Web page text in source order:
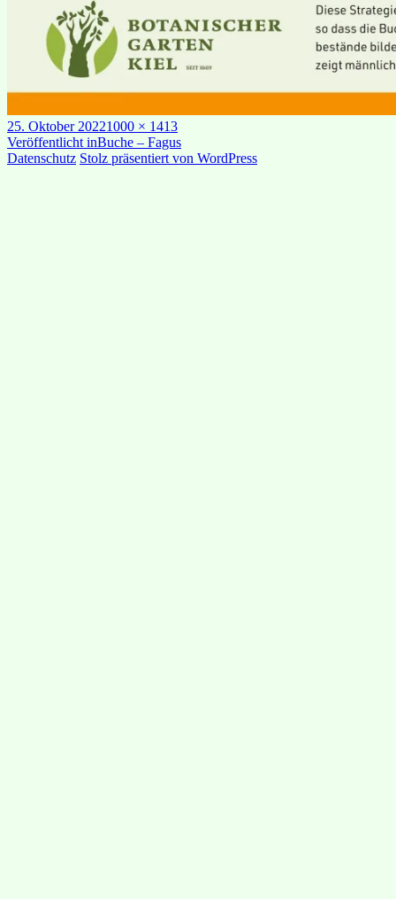
Veröffentlicht
am
25. Oktober 2022Originalgröße
1000 × 1413
Beitragsnavigation
Veröffentlicht inBuche – Fagus
Datenschutz Stolz präsentiert von WordPress